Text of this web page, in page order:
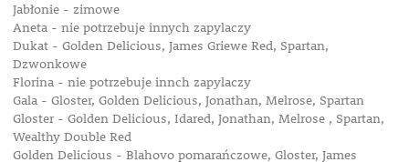
Jabłonie - zimowe
Aneta - nie potrzebuje innych zapylaczy
Dukat - Golden Delicious, James Griewe Red, Spartan,
Dzwonkowe
Florina - nie potrzebuje innch zapylaczy
Gala - Gloster, Golden Delicious, Jonathan, Melrose, Spartan
Gloster - Golden Delicious, Idared, Jonathan, Melrose , Spartan,
Wealthy Double Red
Golden Delicious - Blahovo pomarańczowe, Gloster, James